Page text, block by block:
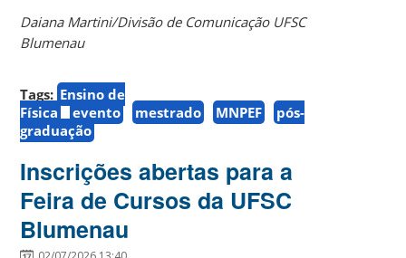
Daiana Martini/Divisão de Comunicação UFSC
Blumenau
Tags: Ensino de
Física
evento mestrado MNPEF
pós-
graduação
Inscrições abertas para a
Feira de Cursos da UFSC
Blumenau